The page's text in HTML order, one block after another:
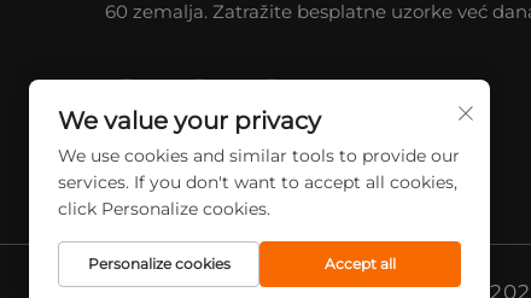
60 zemalja. Zatražite besplatne uzorke već
Autorska prava ©
We value your privacy
We use cookies and similar tools to provide our
services. If you don't want to accept all cookies,
click Personalize cookies.
Personalize cookies Accept all